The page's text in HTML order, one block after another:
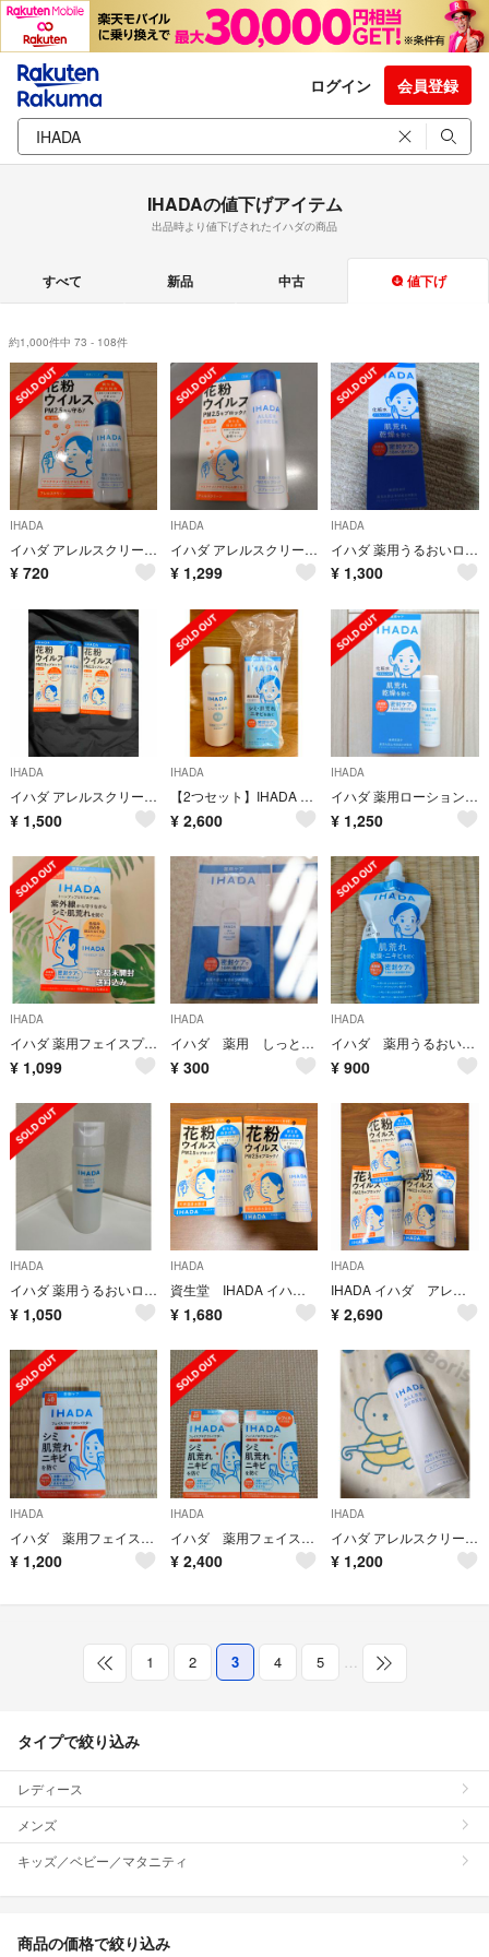
ログイン 会員登録
IHADAの値下げアイテム
出品時より値下げされたイハダの商品
すべて 新品 中古 値下げ
約1,000件中 73 - 108件
IHADA
イハダ アレルスクリーン EX 50g 花粉防御
¥ 720
IHADA
イハダ アレルスクリーンEX 100g
¥ 1,299
IHADA
イハダ 薬用うるおいローション とてもしっとり(180ml)
¥ 1,300
IHADA
イハダ アレルスクリーン EX(100g)
¥ 1,500
IHADA
【2つセット】IHADA クリアローション・クリアエマルジョン
¥ 2,600
IHADA
イハダ 薬用ローション (とてもしっとり)＊25mlサイズのおまけ付き
¥ 1,250
IHADA
イハダ 薬用フェイスプロテクトUV ミルク(30ml) 新品未開封 乳液 日焼止
¥ 1,099
IHADA
イハダ 薬用 しっとり 乳液 エマルジョン
¥ 300
IHADA
イハダ 薬用うるおいエマルジョン
¥ 900
IHADA
イハダ 薬用うるおいローション しっとり(180ml)
¥ 1,050
IHADA
資生堂 IHADA イハダ アレルスクリーン EX 50g×2本
¥ 1,680
IHADA
IHADA イハダ アレルスクリーン EX 50g 3本
¥ 2,690
IHADA
イハダ 薬用フェイスプロテクトパウダー
¥ 1,200
IHADA
イハダ 薬用フェイスプロテクトパウダー レフィル✕２点
¥ 2,400
IHADA
イハダ アレルスクリーン EX(100g)
¥ 1,200
1 2 3 4 5
タイプで絞り込み
レディース
メンズ
キッズ／ベビー／マタニティ
商品の価格で絞り込み